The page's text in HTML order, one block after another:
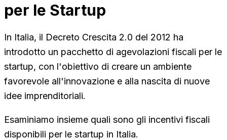
per le Startup
In Italia, il Decreto Crescita 2.0 del 2012 ha
introdotto un pacchetto di agevolazioni fiscali per le
startup, con l'obiettivo di creare un ambiente
favorevole all'innovazione e alla nascita di nuove
idee imprenditoriali.
Esaminiamo insieme quali sono gli incentivi fiscali
disponibili per le startup in Italia.